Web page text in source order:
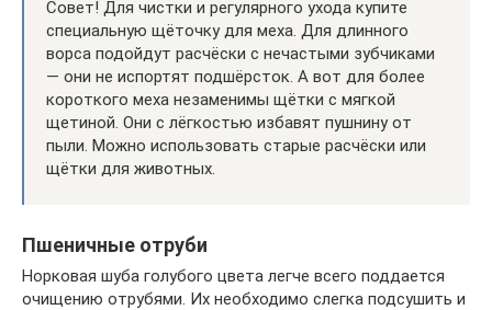
Совет! Для чистки и регулярного ухода купите
специальную щёточку для меха. Для длинного
ворса подойдут расчёски с нечастыми зубчиками
— они не испортят подшёрсток. А вот для более
короткого меха незаменимы щётки с мягкой
щетиной. Они с лёгкостью избавят пушнину от
пыли. Можно использовать старые расчёски или
щётки для животных.
Пшеничные отруби
Норковая шуба голубого цвета легче всего поддается
очищению отрубями. Их необходимо слегка подсушить и